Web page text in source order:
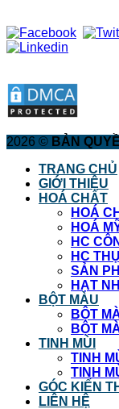
2026 © BẢN
TRANG CHỦ
GIỚI THIỆU
HOÁ CHẤT
HOÁ
HOÁ
HC
HC
SẢN
HẠT
BỘT MÀU
BỘT
BỘT
TINH MÙI
TINH
TINH
GÓC KIẾN
LIÊN HỆ